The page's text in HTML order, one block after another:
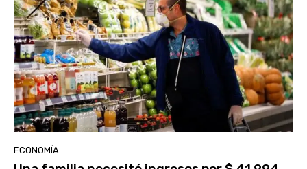
ECONOMÍA